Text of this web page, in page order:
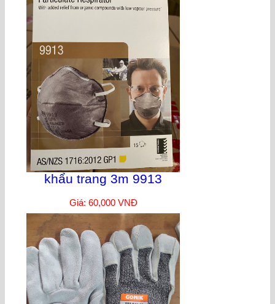
khẩu trang 3m 9913
Giá: 60,000 VNĐ